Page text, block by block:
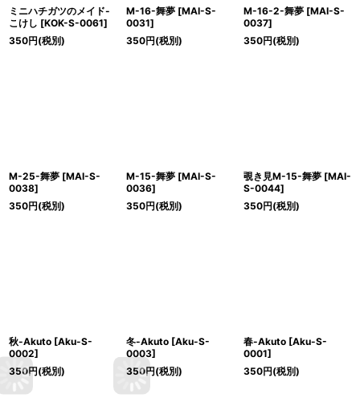
ミニハチガツのメイド-
こけし [KOK-S-0061]
350円(税別)
M-16-舞夢 [MAI-S-
0031]
350円(税別)
M-16-2-舞夢 [MAI-S-
0037]
350円(税別)
M-25-舞夢 [MAI-S-
0038]
350円(税別)
M-15-舞夢 [MAI-S-
0036]
350円(税別)
覗き見M-15-舞夢 [MAI-
S-0044]
350円(税別)
秋-Akuto [Aku-S-
0002]
350円(税別)
冬-Akuto [Aku-S-
0003]
350円(税別)
春-Akuto [Aku-S-
0001]
350円(税別)